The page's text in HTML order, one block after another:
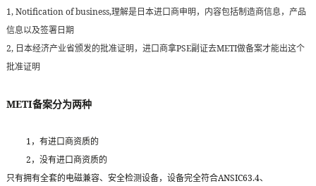
1, Notification of business,理解是日本进口商申明，内容包括制造商信息，产品
信息以及签署日期
2, 日本经济产业省颁发的批准证明，进口商拿PSE副证去METI做备案才能出这个
批准证明
METI备案分为两种
1 ，有进口商资质的
2， 没有进口商资质的
只有拥有全套的电磁兼容、安全检测设备，设备完全符合ANSIC63.4、